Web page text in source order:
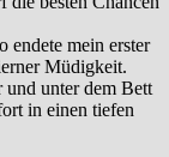
endete mein erster
Müdigkeit.
unter dem Bett
in einen tiefen